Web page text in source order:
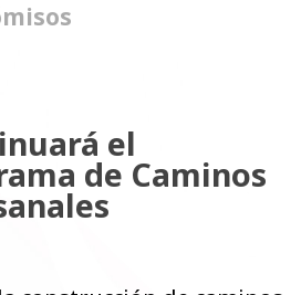
el
de Caminos